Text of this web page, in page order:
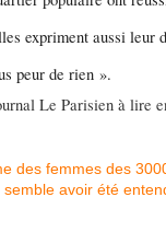
expriment aussi leur
peur de rien ».
Le Parisien à lire